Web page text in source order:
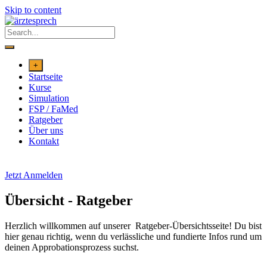
Skip to content
+
Startseite
Kurse
Simulation
FSP / FaMed
Ratgeber
Über uns
Kontakt
Jetzt Anmelden
Übersicht - Ratgeber
Herzlich willkommen auf unserer Ratgeber-Übersichtsseite! Du bist
hier genau richtig, wenn du verlässliche und fundierte Infos rund um
deinen Approbationsprozess suchst.